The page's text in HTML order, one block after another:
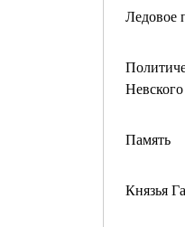
Ледовое
Невского
Память
Князья